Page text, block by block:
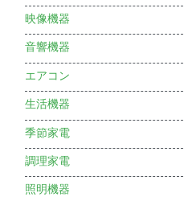
映像機器
音響機器
エアコン
生活機器
季節家電
調理家電
照明機器